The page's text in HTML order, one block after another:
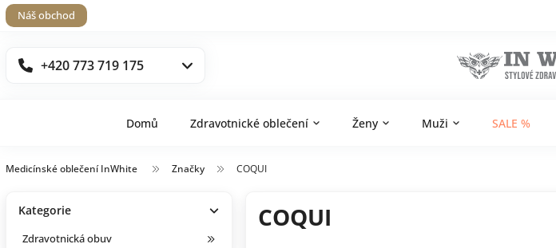
Náš obchod
+420 773 719 175
Domů Zdravotnické oblečení Ženy Muži SALE %
Medicínské oblečení InWhite Značky COQUI
Kategorie
Zdravotnická obuv
COQUI